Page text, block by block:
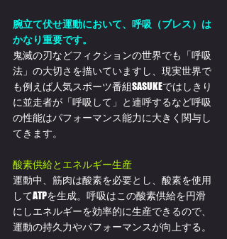
腕立て伏せ運動において、呼吸（ブレス）は
かなり重要です。
鬼滅の刃などフィクションの世界でも「呼吸
法」の大切さを描いていますし、現実世界で
も例えば人気スポーツ番組SASUKEではしきり
に並走者が「呼吸して」と連呼するなど呼吸
の性能はパフォーマンス能力に大きく関与し
てきます。
酸素供給とエネルギー生産
運動中、筋肉は酸素を必要とし、酸素を使用
してATPを生成。呼吸はこの酸素供給を円滑
にしエネルギーを効率的に生産できるので、
運動の持久力やパフォーマンスが向上する。